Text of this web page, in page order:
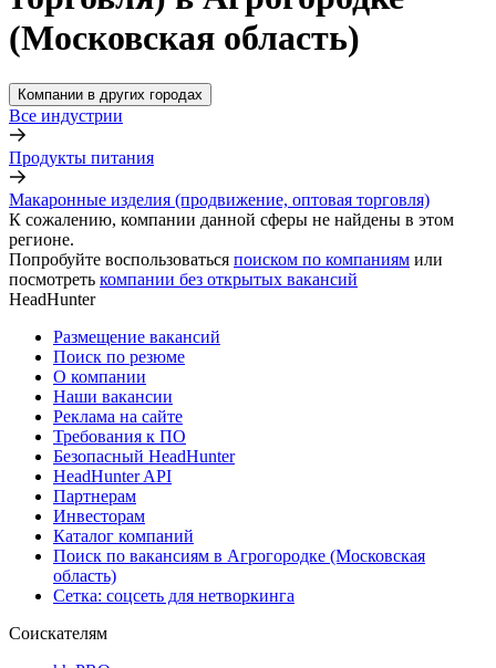
(Московская область)
Компании в других городах
Все индустрии
Продукты питания
Макаронные изделия (продвижение, оптовая торговля)
К сожалению, компании данной сферы не найдены в этом
регионе.
Попробуйте воспользоваться поиском по компаниям или
посмотреть компании без открытых вакансий
HeadHunter
Размещение вакансий
Поиск по резюме
О компании
Наши вакансии
Реклама на сайте
Требования к ПО
Безопасный HeadHunter
HeadHunter API
Партнерам
Инвесторам
Каталог компаний
Поиск по вакансиям в Агрогородке (Московская
область)
Сетка: соцсеть для нетворкинга
Соискателям